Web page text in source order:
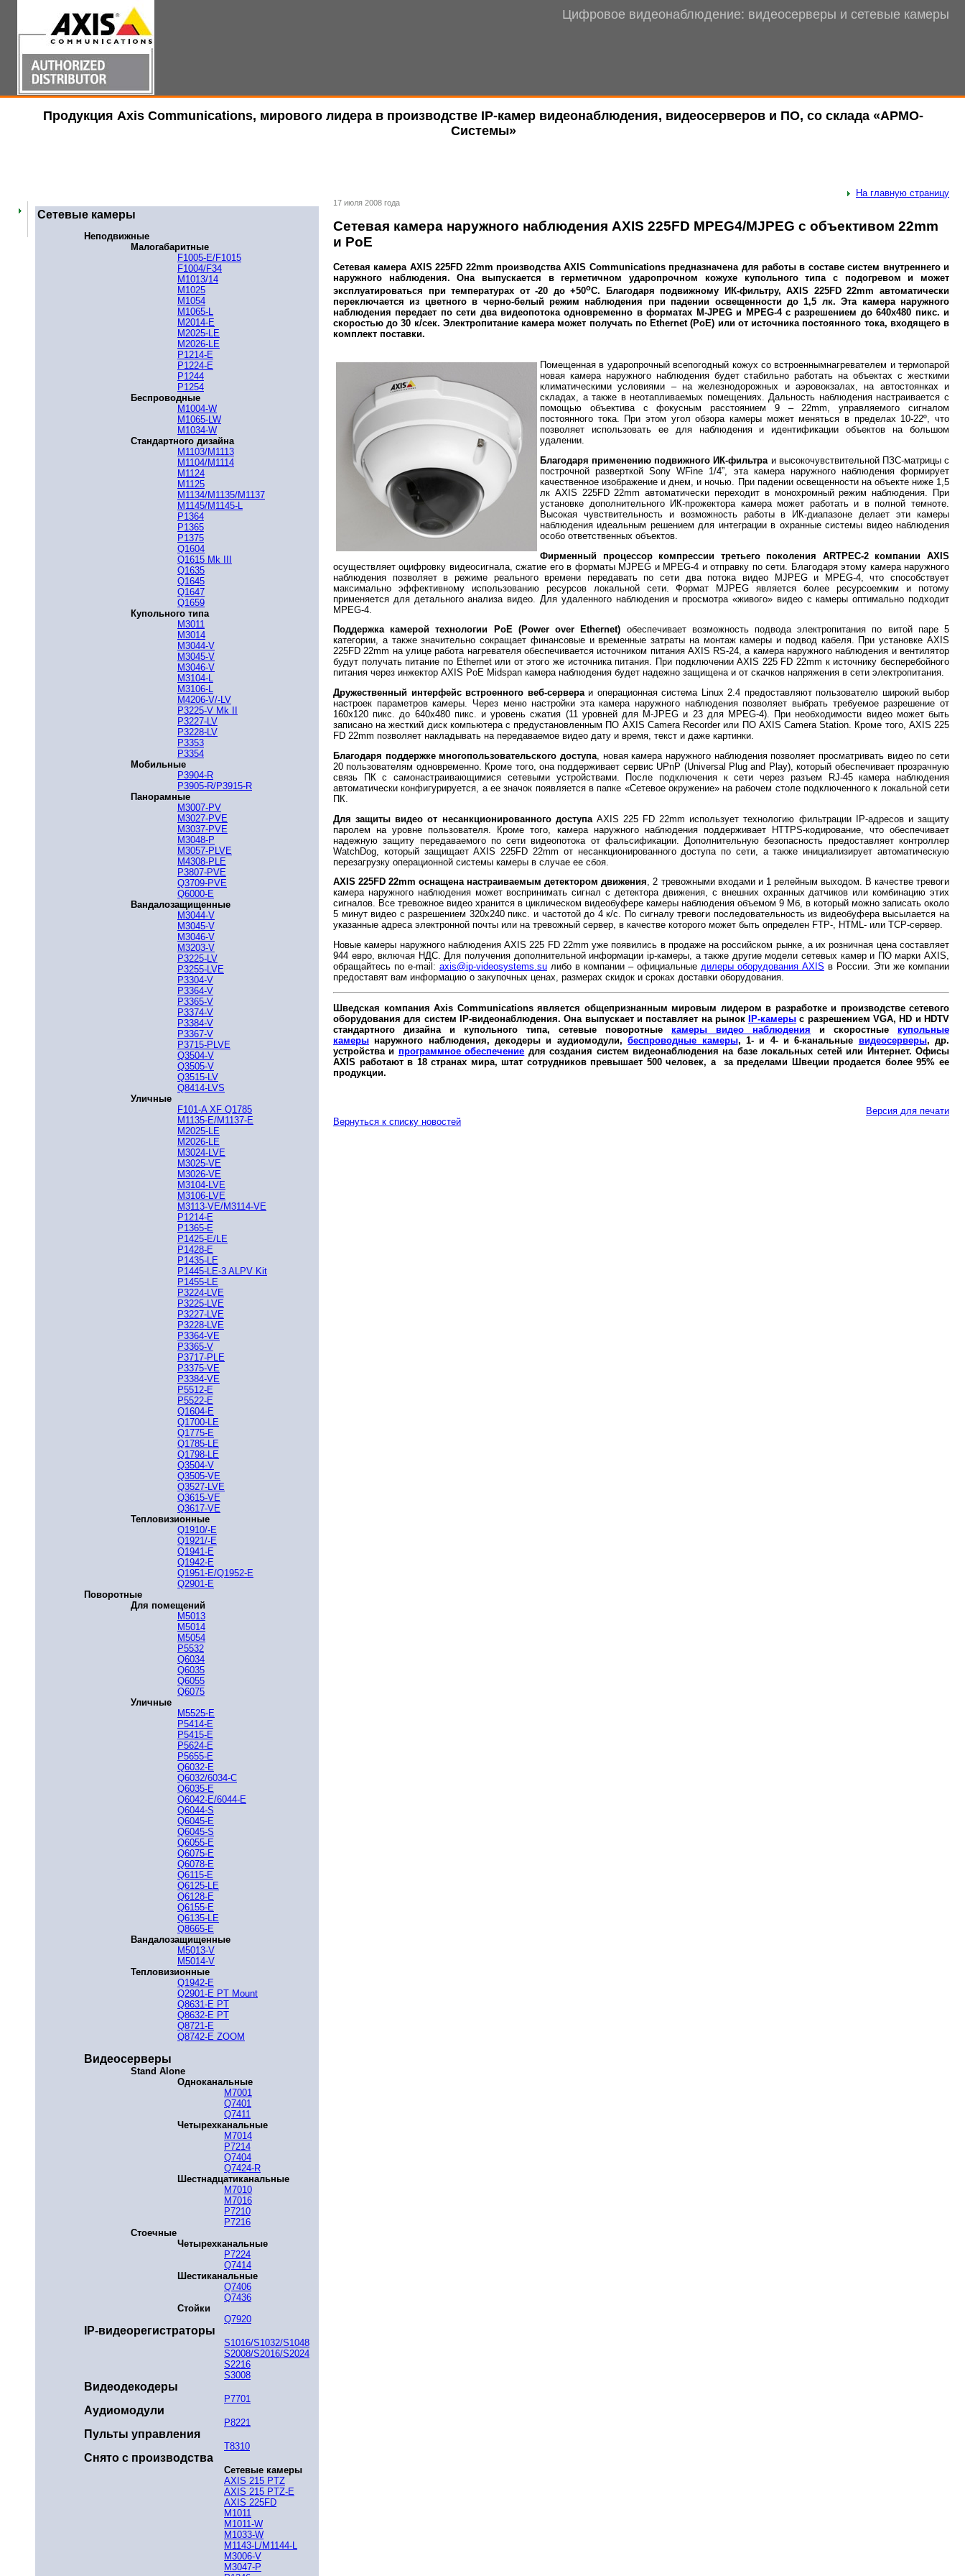
Цифровое видеонаблюдение: видеосерверы и сетевые камеры
Продукция Axis Communications, мирового лидера в производстве IP-камер видеонаблюдения, видеосерверов и ПО, со склада «АРМО-
Системы»
Сетевые камеры
Неподвижные
Малогабаритные
F1005-E/F1015
F1004/F34
M1013/14
M1025
M1054
M1065-L
M2014-E
M2025-LE
M2026-LE
P1214-E
P1224-E
P1244
P1254
Беспроводные
M1004-W
M1065-LW
M1034-W
Стандартного дизайна
M1103/M1113
M1104/M1114
M1124
M1125
M1134/M1135/M1137
M1145/M1145-L
P1364
P1365
P1375
Q1604
Q1615 Mk III
Q1635
Q1645
Q1647
Q1659
Купольного типа
M3011
M3014
M3044-V
M3045-V
M3046-V
M3104-L
M3106-L
M4206-V/-LV
P3225-V Mk II
P3227-LV
P3228-LV
P3353
P3354
Мобильные
P3904-R
P3905-R/P3915-R
Панорамные
M3007-PV
M3027-PVE
M3037-PVE
M3048-P
M3057-PLVE
M4308-PLE
P3807-PVE
Q3709-PVE
Q6000-E
Вандалозащищенные
M3044-V
M3045-V
M3046-V
M3203-V
P3225-LV
P3255-LVE
P3304-V
P3364-V
P3365-V
P3374-V
P3384-V
P3367-V
P3715-PLVE
Q3504-V
Q3505-V
Q3515-LV
Q8414-LVS
Уличные
F101-A XF Q1785
M1135-E/M1137-E
M2025-LE
M2026-LE
M3024-LVE
M3025-VE
M3026-VE
M3104-LVE
M3106-LVE
M3113-VE/M3114-VE
P1214-E
P1365-E
P1425-E/LE
P1428-E
P1435-LE
P1445-LE-3 ALPV Kit
P1455-LE
P3224-LVE
P3225-LVE
P3227-LVE
P3228-LVE
P3364-VE
P3365-V
P3717-PLE
P3375-VE
P3384-VE
P5512-E
P5522-E
Q1604-E
Q1700-LE
Q1775-E
Q1785-LE
Q1798-LE
Q3504-V
Q3505-VE
Q3527-LVE
Q3615-VE
Q3617-VE
Тепловизионные
Q1910/-E
Q1921/-E
Q1941-E
Q1942-E
Q1951-E/Q1952-E
Q2901-E
Поворотные
Для помещений
M5013
M5014
M5054
P5532
Q6034
Q6035
Q6055
Q6075
Уличные
M5525-E
P5414-E
P5415-E
P5624-E
P5655-E
Q6032-E
Q6032/6034-C
Q6035-E
Q6042-E/6044-E
Q6044-S
Q6045-E
Q6045-S
Q6055-E
Q6075-E
Q6078-E
Q6115-E
Q6125-LE
Q6128-E
Q6155-E
Q6135-LE
Q8665-E
Вандалозащищенные
M5013-V
M5014-V
Тепловизионные
Q1942-E
Q2901-E PT Mount
Q8631-E PT
Q8632-E PT
Q8721-E
Q8742-E ZOOM
Видеосерверы
Stand Alone
Одноканальные
M7001
Q7401
Q7411
Четырехканальные
M7014
P7214
Q7404
Q7424-R
Шестнадцатиканальные
M7010
M7016
P7210
P7216
Стоечные
Четырехканальные
P7224
Q7414
Шестиканальные
Q7406
Q7436
Стойки
Q7920
IP-видеорегистраторы
S1016/S1032/S1048
S2008/S2016/S2024
S2216
S3008
Видеодекодеры
P7701
Аудиомодули
P8221
Пульты управления
T8310
Снято с производства
Сетевые камеры
AXIS 215 PTZ
AXIS 215 PTZ-E
AXIS 225FD
M1011
M1011-W
M1033-W
M1143-L/M1144-L
M3006-V
M3047-P
На главную страницу
17 июля 2008 года
Сетевая камера наружного наблюдения AXIS 225FD MPEG4/MJPEG с объективом 22mm
и PoE
Сетевая камера AXIS 225FD 22mm производства AXIS Communications предназначена для работы в составе систем внутреннего и
наружного наблюдения. Она выпускается в герметичном ударопрочном кожухе купольного типа с подогревом и может
эксплуатироваться при температурах от -20 до +50oС. Благодаря подвижному ИК-фильтру, AXIS 225FD 22mm автоматически
переключается из цветного в черно-белый режим наблюдения при падении освещенности до 1,5 лк. Эта камера наружного
наблюдения передает по сети два видеопотока одновременно в форматах M-JPEG и MPEG-4 с разрешением до 640х480 пикс. и
скоростью до 30 к/сек. Электропитание камера может получать по Ethernet (PoE) или от источника постоянного тока, входящего в
комплект поставки.
Помещенная в ударопрочный всепогодный кожух со встроеннымнагревателем и термопарой
новая камера наружного наблюдения будет стабильно работать на объектах с жесткими
климатическими условиями – на железнодорожных и аэровокзалах, на автостоянках и
складах, а также в неотапливаемых помещениях. Дальность наблюдения настраивается с
помощью объектива с фокусным расстоянием 9 – 22mm, управляемого сигналом
постоянного тока. При этом угол обзора камеры может меняться в пределах 10-22º, что
позволяет использовать ее для наблюдения и идентификации объектов на большом
удалении.
Благодаря применению подвижного ИК-фильтра и высокочувствительной ПЗС-матрицы c
построчной разверткой Sony WFine 1/4”, эта камера наружного наблюдения формирует
качественное изображение и днем, и ночью. При падении освещенности на объекте ниже 1,5
лк AXIS 225FD 22mm автоматически переходит в монохромный режим наблюдения. При
установке дополнительного ИК-прожектора камера может работать и в полной темноте.
Высокая чувствительность и возможность работы в ИК-диапазоне делает эти камеры
наблюдения идеальным решением для интеграции в охранные системы видео наблюдения
особо ответственных объектов.
Фирменный процессор компрессии третьего поколения ARTPEC-2 компанииAXIS
осуществляет оцифровку видеосигнала, сжатие его в форматы MJPEG и MPEG-4 и отправку по сети. Благодаря этому камера наружного
наблюдения позволяет в режиме реального времени передавать по сети два потока видео MJPEG и MPEG-4, что способствует
максимально эффективному использованию ресурсов локальной сети. Формат MJPEG является более ресурсоемким и потому
применяется для детального анализа видео. Для удаленного наблюдения и просмотра «живого» видео с камеры оптимально подходит
MPEG-4.
Поддержка камерой технологии
PoE (Powerover Ethernet) обеспечивает возможность подвода электропитания по витой паре 5
категории, а также значительно сокращает финансовые и временные затраты на монтаж камеры и подвод кабеля. При установке AXIS
225FD 22mm на улице работа нагревателя обеспечивается источником питания AXIS RS-24, а камера наружного наблюдения и вентилятор
будут получать питание по Ethernet или от этого же источника питания. При подключении AXIS 225 FD 22mm к источнику бесперебойного
питания через инжектор AXIS PoE Midspan камера наблюдения будет надежно защищена и от скачков напряжения в сети электропитания.
Дружественный интерфейс встроенного веб-сервераи операционная система Linux 2.4 предоставляют пользователю широкий выбор
настроек параметров камеры. Через меню настройки эта камера наружного наблюдения позволяет выбрать требуемое разрешение от
160х120 пикс. до 640х480 пикс. и уровень сжатия (11 уровней для M-JPEG и 23 для MPEG-4). При необходимости видео может быть
записано на жесткий диск компьютера с предустановленным ПО AXIS Camera Recorder или ПО AXIS Camera Station. Кроме того, AXIS 225
FD 22mm позволяет накладывать на передаваемое видео дату и время, текст и даже картинки.
Благодаря поддержке многопользовательского доступа , новая камера наружного наблюдения позволяет просматривать видео по сети
20 пользователям одновременно. Кроме того, она поддерживает сервис UPnP (Universal Plug and Play), который обеспечивает прозрачную
связь ПК с самонастраивающимися сетевыми устройствами. После подключения к сети через разъем RJ-45 камера наблюдения
автоматически конфигурируется, а ее значок появляется в папке «Сетевое окружение» на рабочем столе подключенного к локальной сети
ПК.
Для защиты видео от несанкционированного доступаAXIS 225 FD 22mm использует технологию фильтрации IP-адресов и защиту
паролем на уровне пользователя. Кроме того, камера наружного наблюдения поддерживает HTTPS-кодирование, что обеспечивает
надежную защиту передаваемого по сети видеопотока от фальсификации. Дополнительную безопасность предоставляет контроллер
WatchDog, который защищает AXIS 225FD 22mm от несанкционированного доступа по сети, а также инициализирует автоматическую
перезагрузку операционной системы камеры в случае ее сбоя.
AXIS 225FD 22mm оснащена настраиваемым детектором движения, 2 тревожными входами и 1 релейным выходом. В качестве тревоги
камера наружного наблюдения может воспринимать сигнал с детектора движения, с внешних охранных датчиков или комбинацию этих
сигналов. Все тревожное видео хранится в циклическом видеобуфере камеры наблюдения объемом 9 Мб, в который можно записать около
5 минут видео с разрешением 320x240 пикс. и частотой до 4 к/с. По сигналу тревоги последовательность из видеобуфера высылается на
указанные адреса электронной почты или на тревожный сервер, в качестве которого может быть определен FTP-, HTML- или TCP-сервер.
Новые камеры наружного наблюдения AXIS 225 FD 22mm уже появились в продаже на российском рынке, а их розничная цена составляет
944 евро, включая НДС. Для получения дополнительной информации ip-камеры, а также другие модели сетевых камер и ПО марки AXIS,
обращайтесь по е-mail: axis@ip-videosystems.su либо в компании – официальные дилеры оборудования AXIS в России. Эти же компании
предоставят вам информацию о закупочных ценах, размерах скидок и сроках доставки оборудования.
Шведская компания Axis Communications является общепризнанным мировым лидером в разработке и производстве сетевого
оборудования для систем IP-видеонаблюдения. Она выпускает и поставляет на рынок
IP-камеры c разрешением VGA, HD и HDTV
стандартного дизайна и купольного типа, сетевые поворотные камеры видео наблюдения и скоростные купольные
камеры наружного наблюдения, декодеры и аудиомодули,беспроводные камеры, 1- и 4- и 6-канальные видеосерверы, др.
устройства и программное обеспечение для создания систем видеонаблюдения на базе локальных сетей или Интернет. Офисы
AXIS работают в 18 странах мира, штат сотрудников превышает 500 человек, а за пределами Швеции продается более 95% ее
продукции.
Версия для печати
Вернуться к списку новостей